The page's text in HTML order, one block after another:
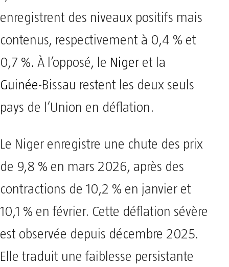
enregistrent des niveaux positifs mais
contenus, respectivement à 0,4 % et
0,7 %. À l’opposé, le Niger et la
Guinée-Bissau restent les deux seuls
pays de l’Union en déflation.
Le Niger enregistre une chute des prix
de 9,8 % en mars 2026, après des
contractions de 10,2 % en janvier et
10,1 % en février. Cette déflation sévère
est observée depuis décembre 2025.
Elle traduit une faiblesse persistante